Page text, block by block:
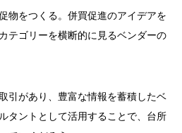
物をつくる。併買促進のアイデアを
テゴリーを横断的に見るベンダーの
引があり、豊富な情報を蓄積したベ
タントとして活用することで、台所